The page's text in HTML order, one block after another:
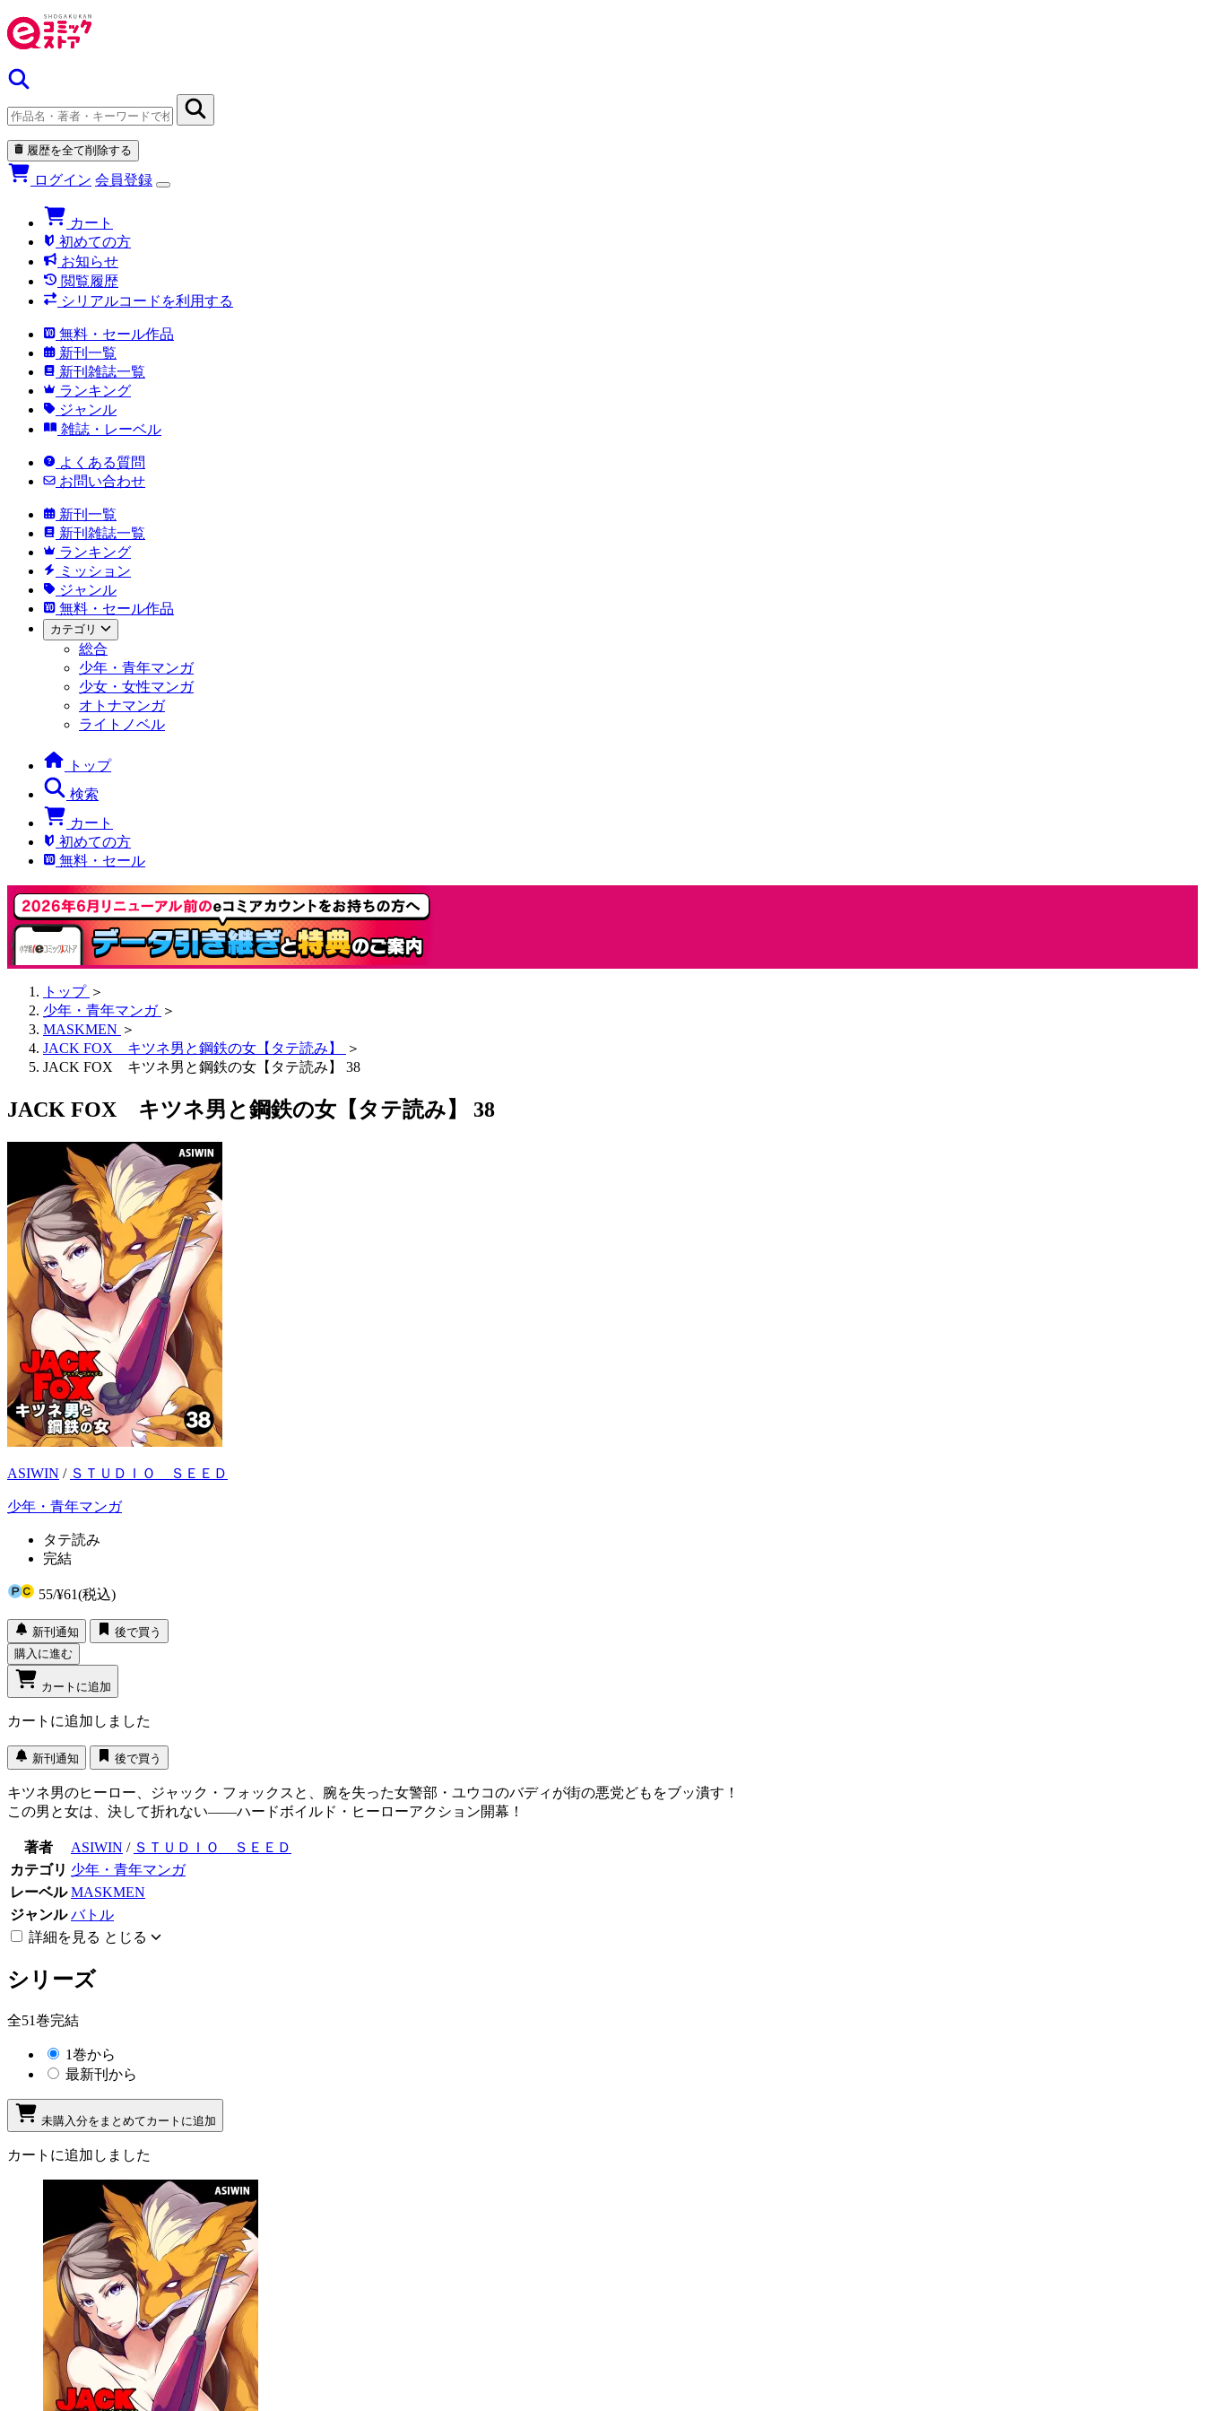
履歴を全て削除する
ログイン 会員登録
カート
初めての方
お知らせ
閲覧履歴
シリアルコードを利用する
無料・セール作品
新刊一覧
新刊雑誌一覧
ランキング
ジャンル
雑誌・レーベル
よくある質問
お問い合わせ
新刊一覧
新刊雑誌一覧
ランキング
ミッション
ジャンル
無料・セール作品
カテゴリ
総合
少年・青年マンガ
少女・女性マンガ
オトナマンガ
ライトノベル
トップ
検索
カート
初めての方
無料・セール
トップ ＞
少年・青年マンガ ＞
MASKMEN ＞
JACK FOX キツネ男と鋼鉄の女【タテ読み】
＞
JACK FOX キツネ男と鋼鉄の女【タテ読み】 38
JACK FOX キツネ男と鋼鉄の女【タテ読み】 38
ASIWIN / ＳＴＵＤＩＯ ＳＥＥＤ
少年・青年マンガ
タテ読み
完結
55/¥61(税込)
新刊通知
後で買う
購入に進む
カートに追加
カートに追加しました
新刊通知 後で買う
キツネ男のヒーロー、ジャック・フォックスと、腕を失った女警部・ユウコのバディが街の悪党どもをブッ潰す！
この男と女は、決して折れない――ハードボイルド・ヒーローアクション開幕！
著者 ASIWIN / ＳＴＵＤＩＯ ＳＥＥＤ
カテゴリ 少年・青年マンガ
レーベル MASKMEN
ジャンル バトル
詳細を見る とじる
シリーズ
全51巻完結
1巻から
最新刊から
未購入分をまとめてカートに追加
カートに追加しました